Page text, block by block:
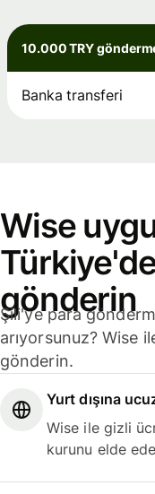
10.000 TRY
Banka transferi
Wise
gönderin
Şili'ye para
arıyorsunuz? Wise
gönderin.
Yurt dışına
Wise ile gizli
kurunu elde